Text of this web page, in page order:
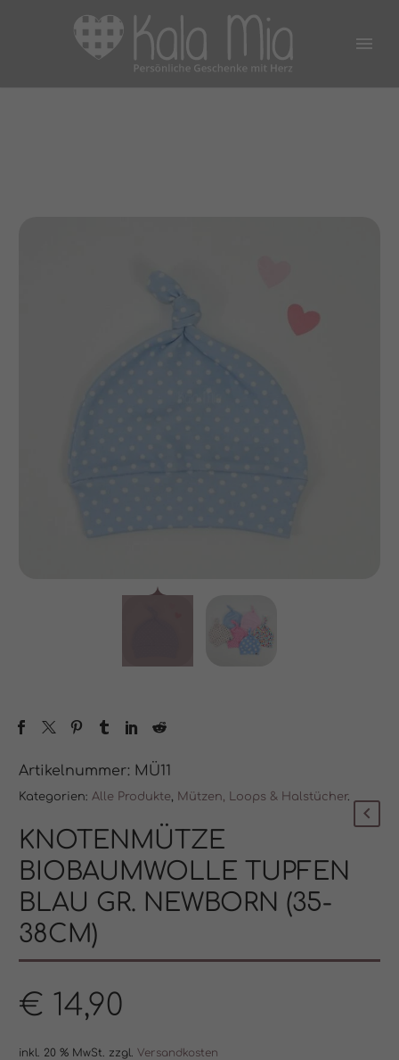
Artikelnummer: MÜ11
Kategorien: Alle Produkte, Mützen, Loops & Halstücher.
KNOTENMÜTZE
BIOBAUMWOLLE TUPFEN
BLAU GR. NEWBORN (35-
38CM)
€ 14,90
inkl. 20 % MwSt. zzgl. Versandkosten